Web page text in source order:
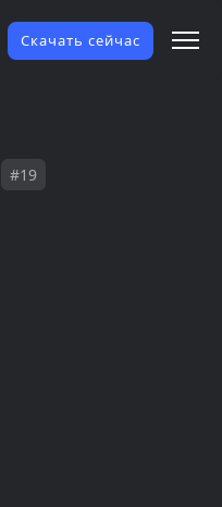
Скачать сейчас
#19